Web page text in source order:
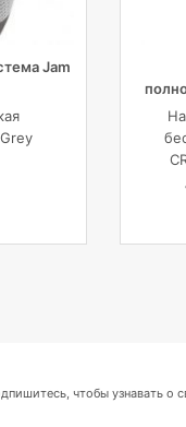
Jam
чтобы узнавать о